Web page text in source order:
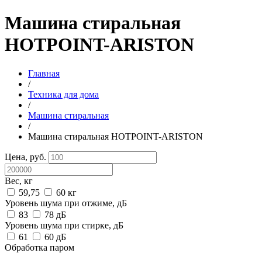
Машина стиральная
HOTPOINT-ARISTON
Главная
/
Техника для дома
/
Машина стиральная
/
Машина стиральная HOTPOINT-ARISTON
Цена, руб.
Вес, кг
59,75
60 кг
Уровень шума при отжиме, дБ
83
78 дБ
Уровень шума при стирке, дБ
61
60 дБ
Обработка паром